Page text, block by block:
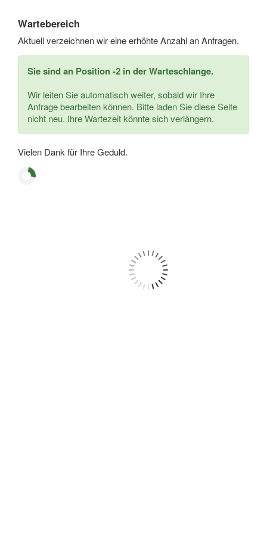
Wartebereich
Aktuell verzeichnen wir eine erhöhte Anzahl an Anfragen.
Sie sind an Position -2 in der Warteschlange.
Wir leiten Sie automatisch weiter, sobald wir Ihre
Anfrage bearbeiten können. Bitte laden Sie diese Seite
nicht neu. Ihre Wartezeit könnte sich verlängern.
Vielen Dank für Ihre Geduld.